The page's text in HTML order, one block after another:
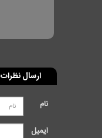
ارسال نظرات
نام
ایمیل